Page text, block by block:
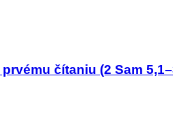
čítaniu (2 Sam